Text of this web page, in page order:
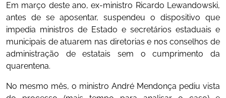
Em março deste ano, ex-ministro Ricardo Lewandowski,
antes de se aposentar, suspendeu o dispositivo que
impedia ministros de Estado e secretários estaduais e
municipais de atuarem nas diretorias e nos conselhos de
administração de estatais sem o cumprimento da
quarentena.
No mesmo mês, o ministro André Mendonça pediu vista